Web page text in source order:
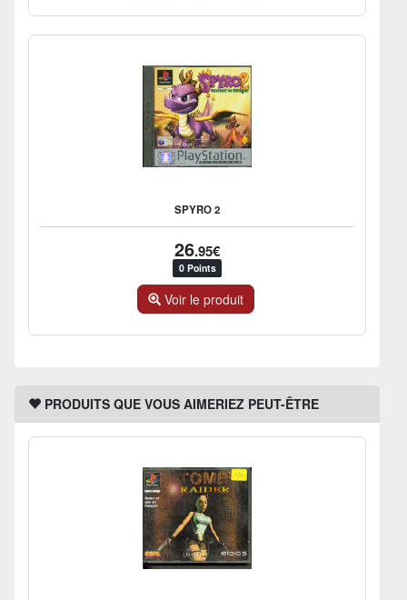
SPYRO 2
26.95€
0 Points
Voir le produit
PRODUITS QUE VOUS AIMERIEZ PEUT-ÊTRE